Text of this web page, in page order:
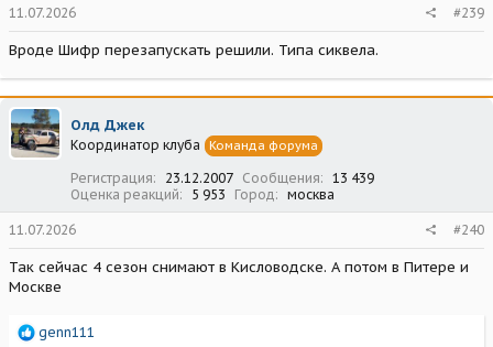
11.07.2026 #239
Вроде Шифр перезапускать решили. Типа сиквела.
Олд Джек
Координатор клуба Команда форума
Регистрация 23.12.2007 Сообщения
13 439
Оценка реакций
5 953 Город москва
11.07.2026 #240
Так сейчас 4 сезон снимают в Кисловодске. А потом в Питере и
Москве
Р
genn111